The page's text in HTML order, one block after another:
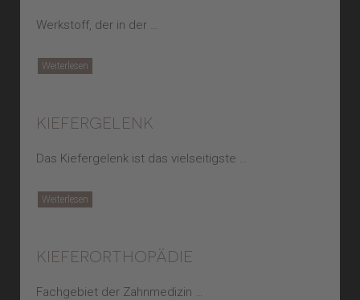
Werkstoff, der in der …
Weiterlesen
kiefergelenk
Das Kiefergelenk ist das vielseitigste …
Weiterlesen
kieferorthopädie
Fachgebiet der Zahnmedizin …